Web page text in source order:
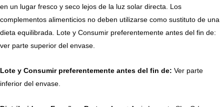
en un lugar fresco y seco lejos de la luz solar directa. Los
complementos alimenticios no deben utilizarse como sustituto de una
dieta equilibrada. Lote y Consumir preferentemente antes del fin de:
ver parte superior del envase.
Lote y Consumir preferentemente antes del fin de: Ver parte
inferior del envase.